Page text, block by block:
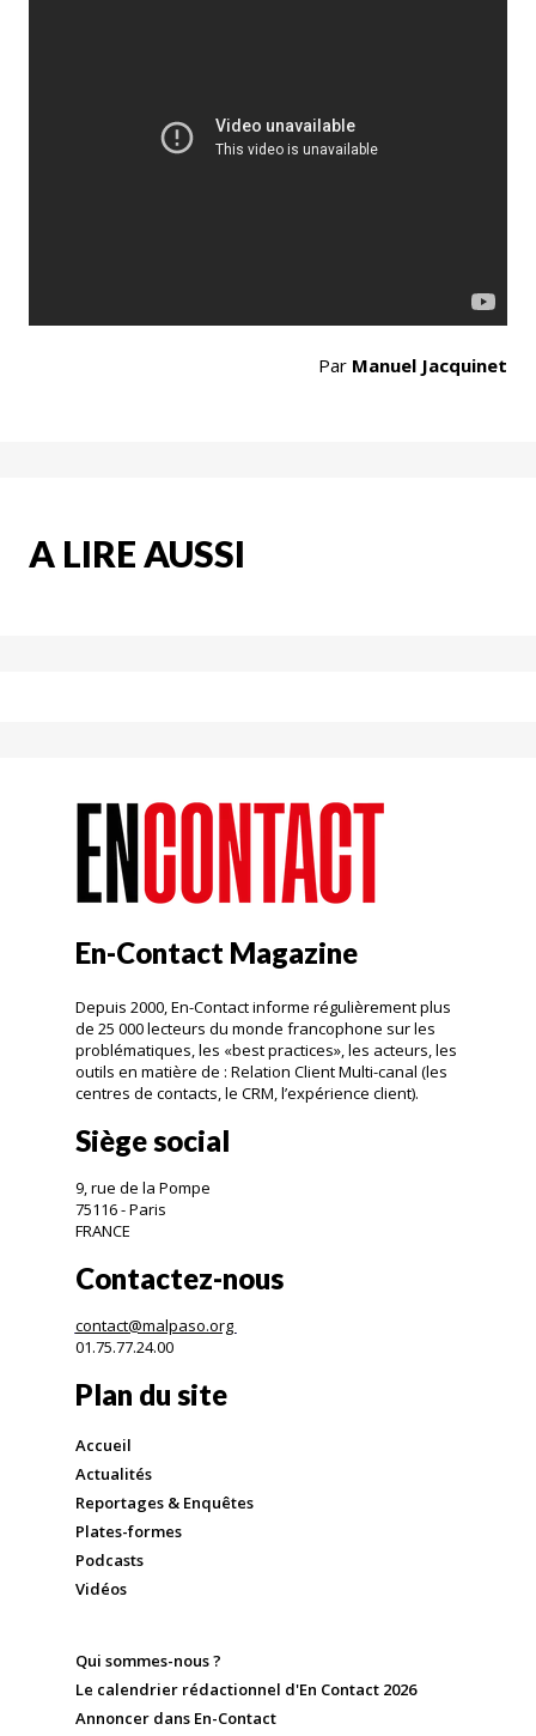
Par Manuel Jacquinet
A LIRE AUSSI
En-Contact Magazine
Depuis 2000, En-Contact informe régulièrement plus
de 25 000 lecteurs du monde francophone sur les
problématiques, les «best practices», les acteurs, les
outils en matière de : Relation Client Multi-canal (les
centres de contacts, le CRM, l’expérience client).
Siège social
9, rue de la Pompe
75116 - Paris
FRANCE
Contactez-nous
contact@malpaso.org
01.75.77.24.00
Plan du site
Accueil
Actualités
Reportages & Enquêtes
Plates-formes
Podcasts
Vidéos
Qui sommes-nous ?
Le calendrier rédactionnel d'En Contact 2026
Annoncer dans En-Contact